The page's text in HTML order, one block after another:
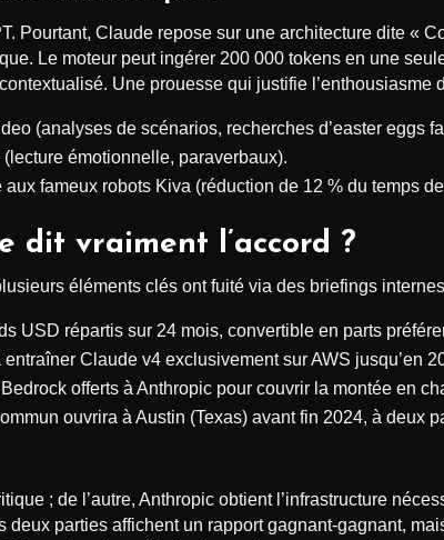
Pourtant, Claude repose sur une architecture dite «
Le moteur peut ingérer 200 000 tokens en une
Une prouesse qui justifie l’enthousiasme
(analyses de scénarios, recherches d’easter eggs
émotionnelle, paraverbaux).
fameux robots Kiva (réduction de 12 % du temps
dit vraiment l’accord ?
éléments clés ont fuité via des briefings
USD répartis sur 24 mois, convertible en parts
entraîner Claude v4 exclusivement sur AWS jusqu’en
offerts à Anthropic pour couvrir la montée en
ouvrira à Austin (Texas) avant fin 2024, à deux
; de l’autre, Anthropic obtient l’infrastructure
parties affichent un rapport gagnant-gagnant,